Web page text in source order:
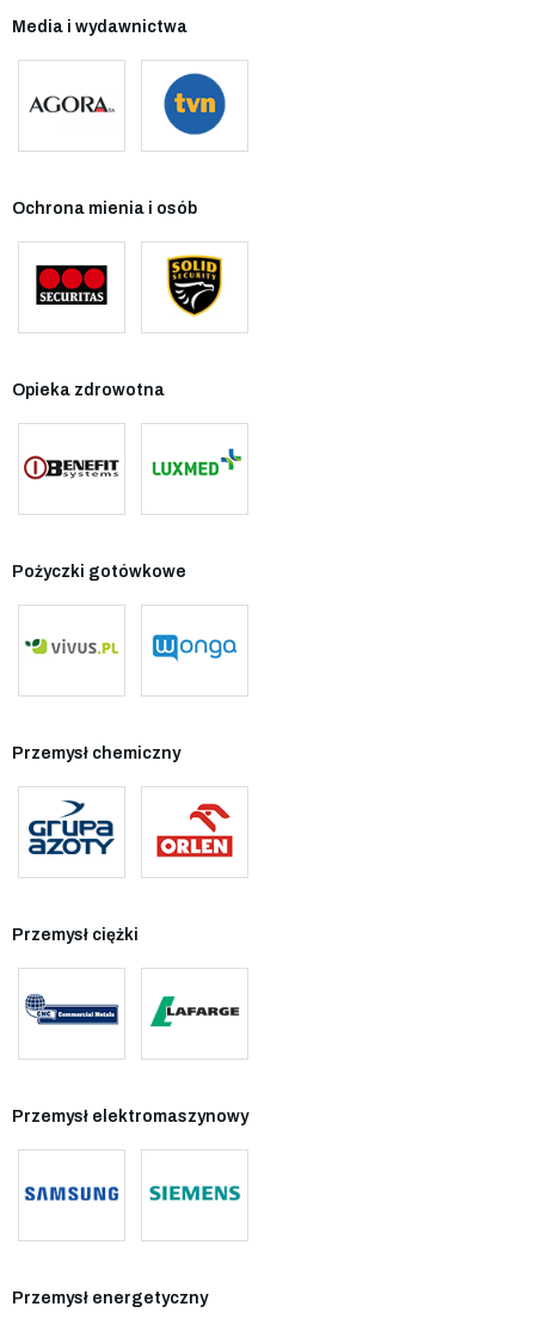
Media i wydawnictwa
Ochrona mienia i osób
Opieka zdrowotna
Pożyczki gotówkowe
Przemysł chemiczny
Przemysł ciężki
Przemysł elektromaszynowy
Przemysł energetyczny